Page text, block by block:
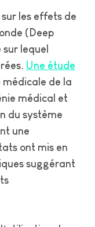
les effets de
(Deep
lequel
Une étude
médicale de la
médical et
du système
une
ont mis en
suggérant